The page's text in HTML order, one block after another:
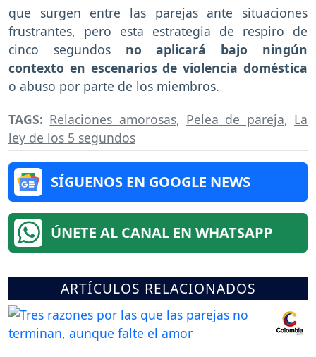
que surgen entre las parejas ante situaciones
frustrantes, pero esta estrategia de respiro de
cinco segundos no aplicará bajo ningún
contexto en escenarios de violencia doméstica
o abuso por parte de los miembros.
TAGS: Relaciones amorosas, Pelea de pareja, La
ley de los 5 segundos
SÍGUENOS EN GOOGLE NEWS
ÚNETE AL CANAL EN WHATSAPP
ARTÍCULOS RELACIONADOS